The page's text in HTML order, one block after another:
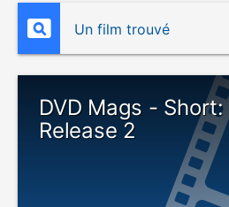
Un film trouvé
DVD Mags -
Release 2